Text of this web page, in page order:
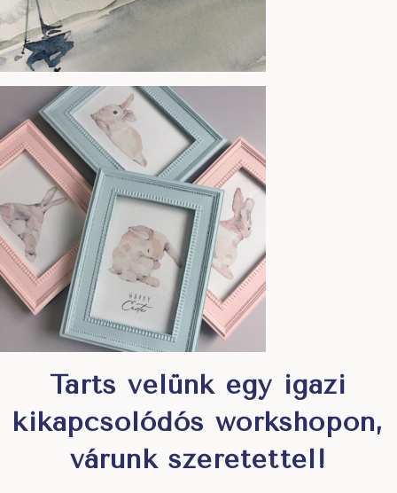
Tarts velünk egy igazi
kikapcsolódós workshopon,
várunk szeretettel!